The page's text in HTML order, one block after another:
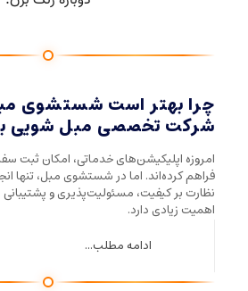
چرا بهتر است شستشوی
شرکت تخصصی مبل شویی
امروزه اپلیکیشن‌های خدماتی، امکان ثبت
فراهم کرده‌اند. اما در شستشوی مبل، تنها
نظارت بر کیفیت، مسئولیت‌پذیری و پشتیبانی
اهمیت زیادی دارد.
ادامه مطلب...